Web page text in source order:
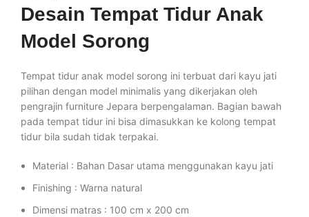
Desain Tempat Tidur Anak
Model Sorong
Tempat tidur anak model sorong ini terbuat dari kayu jati
pilihan dengan model minimalis yang dikerjakan oleh
pengrajin furniture Jepara berpengalaman. Bagian bawah
pada tempat tidur ini bisa dimasukkan ke kolong tempat
tidur bila sudah tidak terpakai.
Material : Bahan Dasar utama menggunakan kayu jati
Finishing : Warna natural
Dimensi matras : 100 cm x 200 cm